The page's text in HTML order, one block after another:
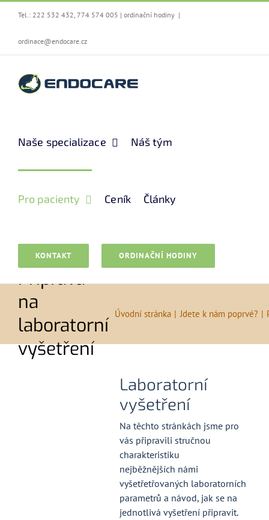
Tel.: 222 532 432, 774 574 005 | ordinační hodiny |
ordinace@endocare.cz
Naše specializace Náš tým
Pro pacienty Ceník Články
KONTAKT ORDINAČNÍ HODINY
Příprava
na
laboratorní
vyšetření
Úvodní stránka Jdete k nám poprvé?
Laboratorní
vyšetření
Na těchto stránkách jsme pro
vás připravili stručnou
charakteristiku
nejběžnějších námi
vyšetřetřovaných laboratorních
parametrů a návod, jak se na
jednotlivá vyšetření připravit.